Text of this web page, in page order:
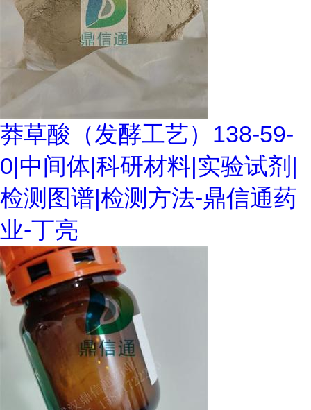
莽草酸（发酵工艺）138-59-
0|中间体|科研材料|实验试剂|
检测图谱|检测方法-鼎信通药
业-丁亮